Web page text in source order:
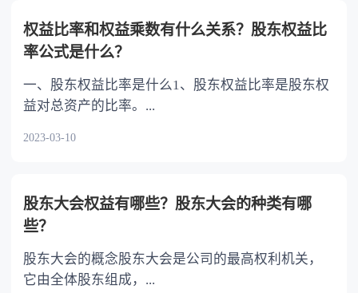
容相抵触的，以最后的遗嘱为准。
权益比率和权益乘数有什么关系？股东权益比
率公式是什么？
一、股东权益比率是什么1、股东权益比率是股东权
益对总资产的比率。...
2023-03-10
股东大会权益有哪些？股东大会的种类有哪
些？
股东大会的概念股东大会是公司的最高权利机关，
它由全体股东组成，...